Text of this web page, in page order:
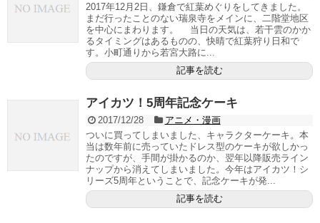
2017年12月2日、鎌倉で紅葉めぐりをしてきました。
まだ行ったことのない瑞泉寺をメインに、二階堂地区
を中心にまわります。 当日の天気は、若干雲のかか
るタイミングはあるものの、快晴で紅葉狩り日和で
す。小町通りから若宮大路に...
記事を読む
アイカツ！5周年記念ケーキ
2017/12/28
アニメ・漫画
ついに買ってしまいました、キャラクターケーキ。本
当は数年前に売っていたドレス型のケーキが欲しかっ
たのですが、手間が掛かるのか、翌年以降販売ライン
ナップから消えてしまいました。今年はアイカツ！シ
リーズ5周年ということで、記念ケーキが発...
記事を読む